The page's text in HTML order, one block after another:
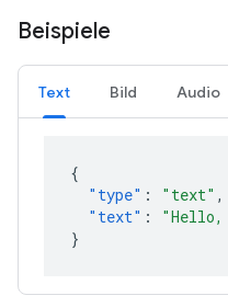
Beispiele
Text Bild Audio
{
"type" : "text" ,
"text" :
"Hello,
}